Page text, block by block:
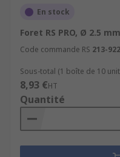
En stock
Foret RS PRO, Ø 2.5
Code commande RS 213-922
Sous-total (1 boîte de 10
8,93 €HT
Quantité